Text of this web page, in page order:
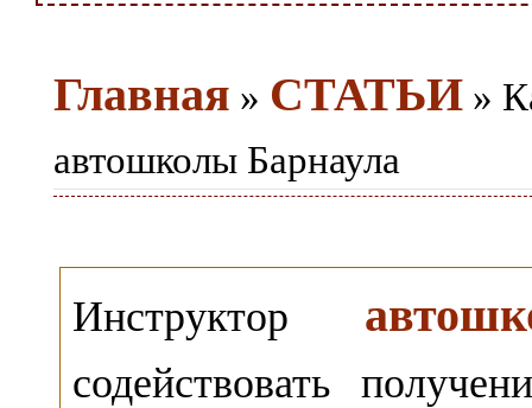
Главная » СТАТЬИ »
автошколы Барнаула
Инструктор
содействовать